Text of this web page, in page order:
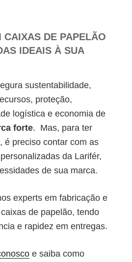
CAIXAS DE PAPELÃO
IDEAIS À SUA
sustentabilidade,
proteção,
logística e economia de
forte. Mas, para ter
é preciso contar com as
da Larifér,
de sua marca.
experts em fabricação e
de papelão, tendo
e rapidez em entregas.
e saiba como